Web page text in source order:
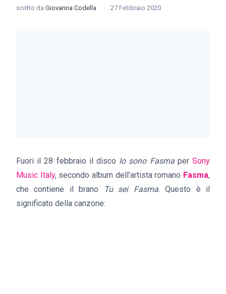
scritto da Giovanna Codella 27 Febbraio 2020
Fuori il 28 febbraio il disco Io sono FasmaperSony
Music Italy, secondo album dell’artista romano Fasma,
che contiene il brano
Tu sei Fasma. Questo è il
significato della canzone: